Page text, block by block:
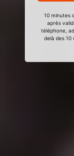
10 minutes
après
téléphone,
delà des 10